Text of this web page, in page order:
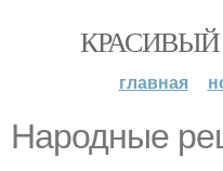
главная
Народные